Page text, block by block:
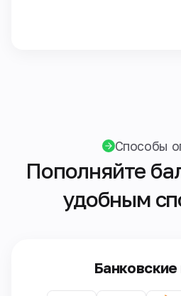
Способы
Пополняйте
удобным